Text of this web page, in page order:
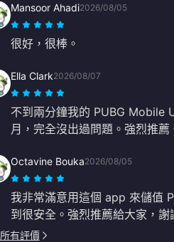
Mansoor Ahadi2026/08/05
很好，很棒。
Ella Clark2026/08/07
不到兩分鐘我的 PUBG Mobile
月，完全沒出過問題。強烈推薦
Octavine Bouka2026/08/05
我非常滿意用這個 app 來儲值
到很安全。強烈推薦給大家，謝
有評價